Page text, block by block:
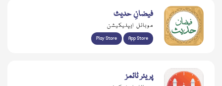
فیضانِ حدیث
موبائل ایپلیکیشن
Play Store App Store
پریئر ٹائمز